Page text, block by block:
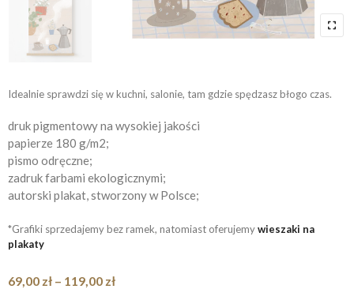
Idealnie sprawdzi się w kuchni, salonie, tam gdzie spędzasz błogo czas.
druk pigmentowy na wysokiej jakości
papierze 180 g/m2;
pismo odręczne;
zadruk farbami ekologicznymi;
autorski plakat, stworzony w Polsce;
*Grafiki sprzedajemy bez ramek, natomiast oferujemywieszaki na
plakaty
69,00 zł – 119,00 złZakres